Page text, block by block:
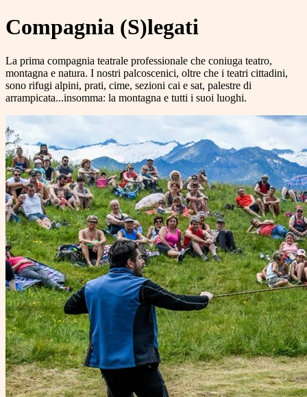
Compagnia (S)legati
La prima compagnia teatrale professionale che coniuga teatro,
montagna e natura. I nostri palcoscenici, oltre che i teatri cittadini,
sono rifugi alpini, prati, cime, sezioni cai e sat, palestre di
arrampicata...insomma: la montagna e tutti i suoi luoghi.